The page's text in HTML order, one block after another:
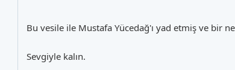
Bu vesile ile Mustafa Yücedağ'ı yad etmiş ve bir
Sevgiyle kalın.